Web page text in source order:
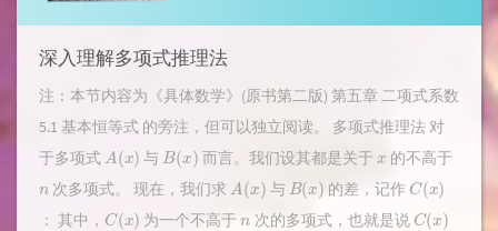
深入理解多项式推理法
注：本节内容为《具体数学》(原书第二版) 第五章 二项式系数
5.1 基本恒等式 的旁注，但可以独立阅读。 多项式推理法 对
于多项式 A( x 与B(x 而言。我们设其都是关于 的不高于
次多项式。 现在，我们求 A( x 与 B(x 的差，记作 C(x
： 其中， C(x 为一个不高于 次的多项式，也就是说 C(x